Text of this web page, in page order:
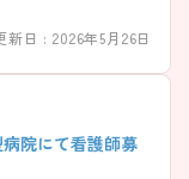
新日 : 2026年5月26日
病院にて看護師募